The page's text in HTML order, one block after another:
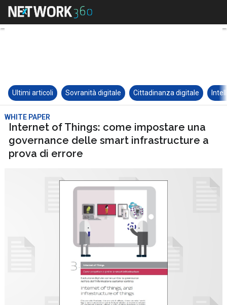
Ultimi articoli Sovranità digitale Cittadinanza digitale
WHITE PAPER
Internet of Things: come impostare una
governance delle smart infrastructure a
prova di errore